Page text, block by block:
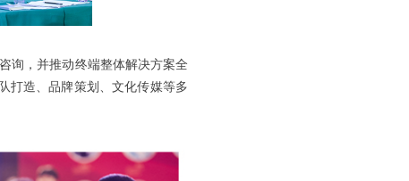
询，并推动终端整体解决方案全
打造、品牌策划、文化传媒等多